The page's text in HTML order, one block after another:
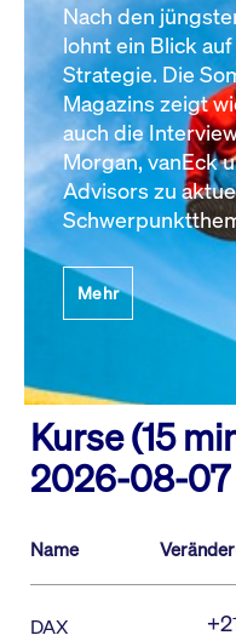
Nach den
lohnt ein Blick
Strategie. Die
Magazins zeigt
auch die
Morgan, vanEck
Advisors zu
Mehr
Kurse (15
2026-08-07
Name
DAX